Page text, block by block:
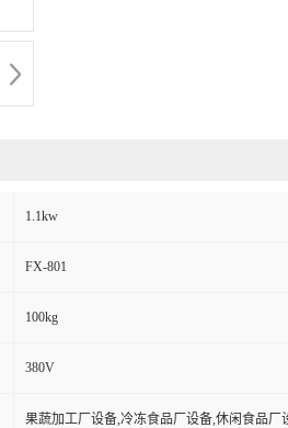
1.1kw
FX-801
100kg
380V
果蔬加工厂设备,冷冻食品厂设备,休闲食品